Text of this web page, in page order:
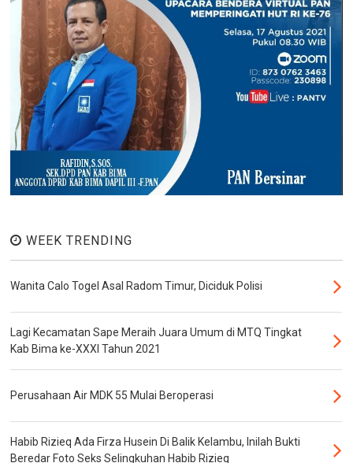
WEEK TRENDING
Wanita Calo Togel Asal Radom Timur, Diciduk Polisi
Lagi Kecamatan Sape Meraih Juara Umum di MTQ Tingkat
Kab Bima ke-XXXI Tahun 2021
Perusahaan Air MDK 55 Mulai Beroperasi
Habib Rizieq Ada Firza Husein Di Balik Kelambu, Inilah Bukti
Beredar Foto Seks Selingkuhan Habib Rizieq